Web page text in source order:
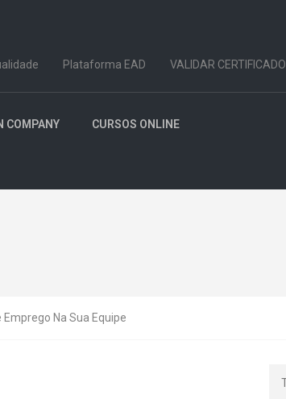
Plataforma EAD VALIDAR CERTIFICADO
COMPANY CURSOS ONLINE
Na Sua Equipe